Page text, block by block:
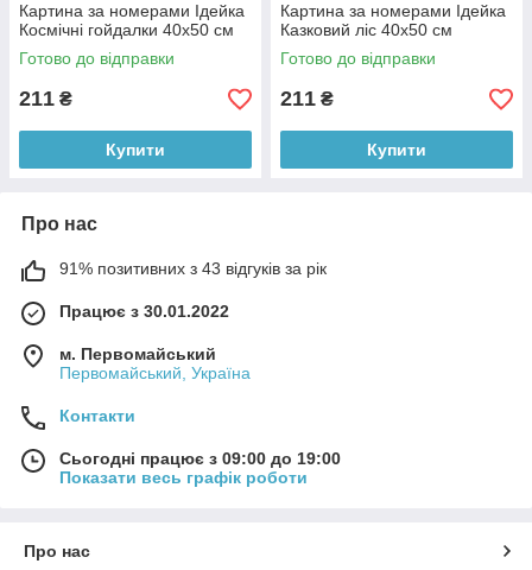
Картина за номерами Ідейка
Космічні гойдалки 40х50 см
Готово до відправки
211 ₴
Купити
Картина за номерами Ідейка
Казковий ліс 40х50 см
Готово до відправки
211 ₴
Купити
Про нас
91% позитивних з 43 відгуків за рік
Працює з 30.01.2022
м. Первомайський
Первомайський, Україна
Контакти
Сьогодні працює з 09:00 до 19:00
Показати весь графік роботи
Про нас